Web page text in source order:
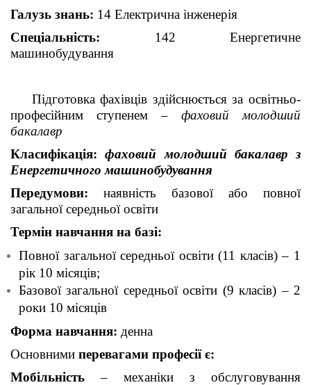
Галузь знань: 14 Електрична інженерія
Спеціальність: 142 Енергетичне
машинобудування
Підготовка фахівців здійснюється за освітньо-
професійним ступенем – фаховий молодший
бакалавр
Класифікація: фаховий молодший бакалавр з
Енергетичного машинобудування
Передумови: наявність базової або повної
загальної середньої освіти
Термін навчання на базі:
Повної загальної середньої освіти (11 класів) – 1
рік 10 місяців;
Базової загальної середньої освіти (9 класів) – 2
роки 10 місяців
Форма навчання: денна
Основними перевагами професії є:
Мобільність – механіки з обслуговування